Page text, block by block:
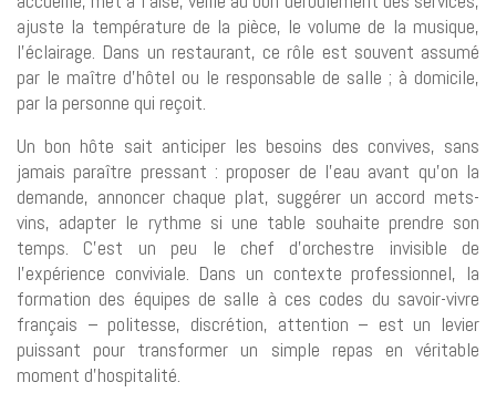
ajuste la température de la pièce, le volume de la musique,
l’éclairage. Dans un restaurant, ce rôle est souvent assumé
par le maître d’hôtel ou le responsable de salle ; à domicile,
par la personne qui reçoit.
Un bon hôte sait anticiper les besoins des convives, sans
jamais paraître pressant : proposer de l’eau avant qu’on la
demande, annoncer chaque plat, suggérer un accord mets-
vins, adapter le rythme si une table souhaite prendre son
temps. C’est un peu le chef d’orchestre invisible de
l’expérience conviviale. Dans un contexte professionnel, la
formation des équipes de salle à ces codes du savoir-vivre
français – politesse, discrétion, attention – est un levier
puissant pour transformer un simple repas en véritable
moment d’hospitalité.